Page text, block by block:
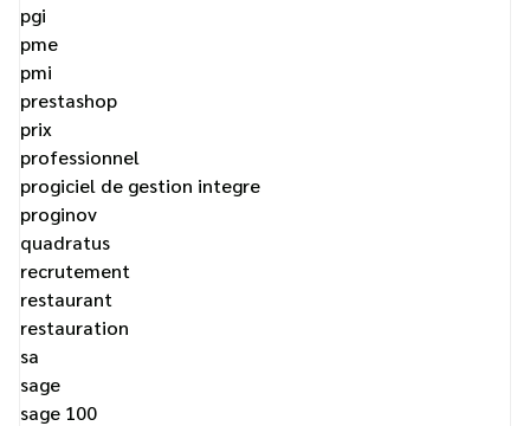
pgi
pme
pmi
prestashop
prix
professionnel
progiciel de gestion integre
proginov
quadratus
recrutement
restaurant
restauration
sa
sage
sage 100